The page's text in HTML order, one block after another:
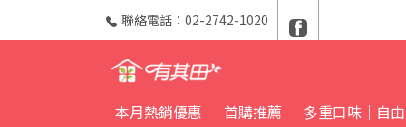
聯絡電話：02-2742-1020
本月熱銷優惠 首購推薦 多重口味｜自